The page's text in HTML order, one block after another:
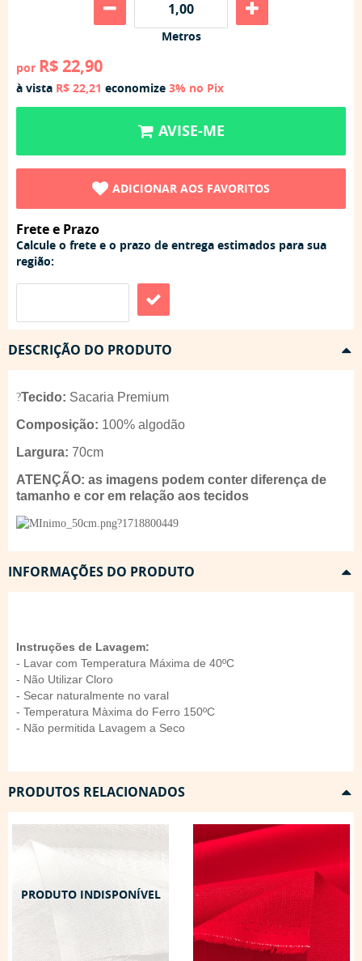
Metros
por R$ 22,90
à vista R$ 22,21 economize 3% no Pix
AVISE-ME
ADICIONAR AOS FAVORITOS
Frete e Prazo
Calcule o frete e o prazo de entrega estimados para sua
região:
DESCRIÇÃO DO PRODUTO
?Tecido: Sacaria Premium
Composição: 100% algodão
Largura: 70cm
ATENÇÃO: as imagens podem conter diferença de
tamanho e cor em relação aos tecidos
INFORMAÇÕES DO PRODUTO
Instruções de Lavagem:
- Lavar com Temperatura Máxima de 40ºC
- Não Utilizar Cloro
- Secar naturalmente no varal
- Temperatura Màxima do Ferro 150ºC
- Não permitida Lavagem a Seco
PRODUTOS RELACIONADOS